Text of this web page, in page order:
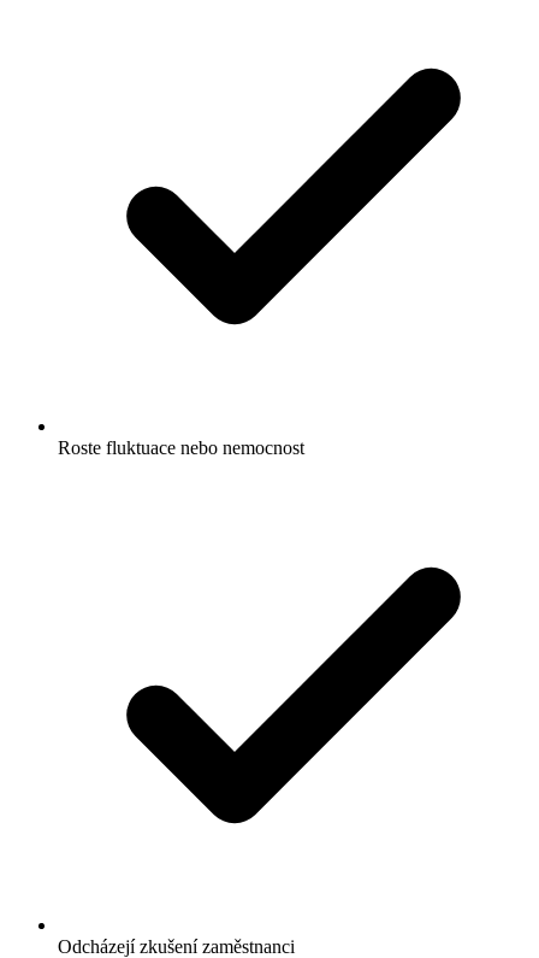
Roste fluktuace nebo nemocnost
Odcházejí zkušení zaměstnanci